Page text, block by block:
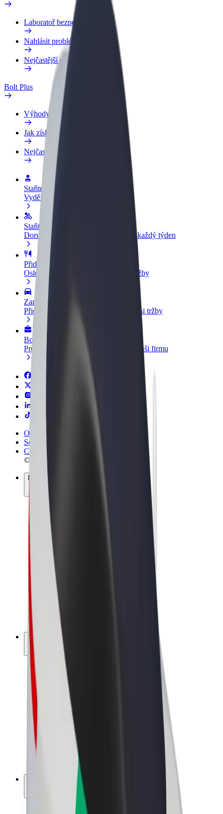
Laboratoř bezpečnosti
Nahlásit problém
Nejčastější otázky
Bolt Plus
Výhody
Jak získat členství
Nejčastější otázky
Staňte se řidičem
Vydělávejte podle sebe
Staňte se kurýrem
Doručujte jídlo a dostávejte výplatu každý týden
Přidejte restauraci nebo obchod
Oslovte více zákazníků a zvyšte si tržby
Zaregistrujte se jako flotilový partner
Přidejte svou flotilu k Boltu a zvyšte si tržby
Bolt for Business
Produkty a služby Boltu přesně pro vaši firmu
Obchodní podmínky
Soukromí
Cookies
© 2026 Bolt Technology OÜ
Produkty
Jízdy
Koloběžky
Bolt Market
Bolt Food
Bolt Drive
Bolt for Business
E-kola
Bolt Plus
Vydělávejte s Boltem
Výdělky řidiče
Výdělky kurýra
Partneři Bolt Food